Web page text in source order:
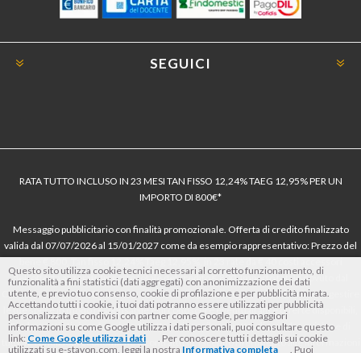
SEGUICI
RATA TUTTO INCLUSO IN 23 MESI TAN FISSO 12,24% TAEG 12,95% PER UN
IMPORTO DI 800€*
Messaggio pubblicitario con finalità promozionale. Offerta di credito finalizzato
valida dal 07/07/2026 al 15/01/2027 come da esempio rappresentativo: Prezzo del
dell’offerta azzerati. Importo totale del credito € 800. Importo totale dovuto dal
Consumatore € 920. Decorrenza media della prima rata a 90 giorni. Al fine di gestire
le tue spese in modo responsabile e di conoscere eventuali altre offerte disponibili,
Findomestic ti ricorda, prima di sottoscrivere il contratto, di prendere visione di
tutte le condizioni economiche e contrattuali, facendo riferimento alle Informazioni
Questo sito utilizza cookie tecnici necessari al corretto funzionamento, di
funzionalità a fini statistici (dati aggregati) con anonimizzazione dei dati
utente, e previo tuo consenso, cookie di profilazione e per pubblicità mirata.
Accettando tutti i cookie, i tuoi dati potranno essere utilizzati per pubblicità
personalizzata e condivisi con partner come Google, per maggiori
informazioni su come Google utilizza i dati personali, puoi consultare questo
link: Come Google utilizza i dati
. Per conoscere tutti i dettagli sui cookie
utilizzati su e-stayon.com, leggi la nostra Informativa completa . Puoi